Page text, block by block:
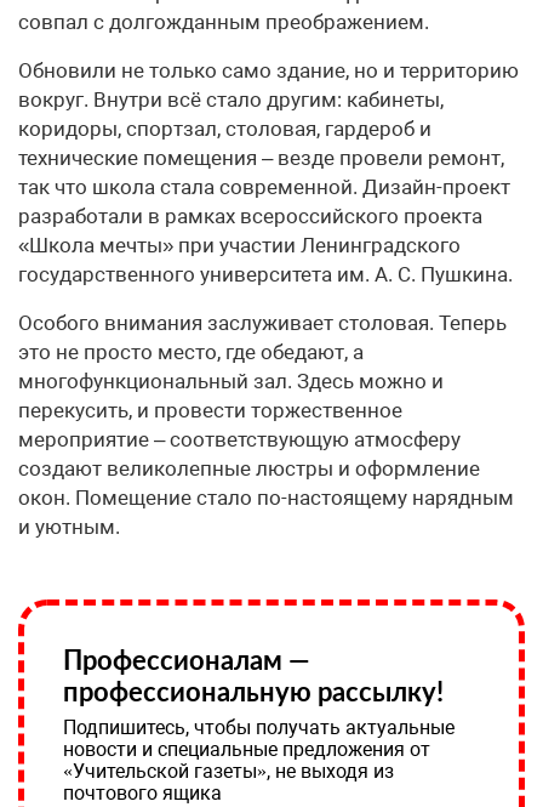
совпал с долгожданным преображением.
Обновили не только само здание, но и территорию
вокруг. Внутри всё стало другим: кабинеты,
коридоры, спортзал, столовая, гардероб и
технические помещения – везде провели ремонт,
так что школа стала современной. Дизайн-проект
разработали в рамках всероссийского проекта
«Школа мечты» при участии Ленинградского
государственного университета им. А. С. Пушкина.
Особого внимания заслуживает столовая. Теперь
это не просто место, где обедают, а
многофункциональный зал. Здесь можно и
перекусить, и провести торжественное
мероприятие – соответствующую атмосферу
создают великолепные люстры и оформление
окон. Помещение стало по-настоящему нарядным
и уютным.
Профессионалам —
профессиональную рассылку!
Подпишитесь, чтобы получать актуальные
новости и специальные предложения от
«Учительской газеты», не выходя из
почтового ящика